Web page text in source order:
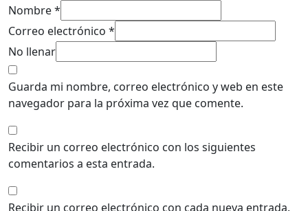
Nombre *
Correo electrónico *
No llenar
Guarda mi nombre, correo electrónico y web en este
navegador para la próxima vez que comente.
Recibir un correo electrónico con los siguientes
comentarios a esta entrada.
Recibir un correo electrónico con cada nueva entrada.